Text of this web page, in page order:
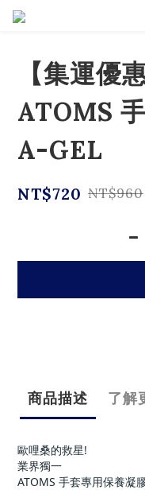
【集運優
ATOMS
A-GEL
NT$720 NT$960
商品描述 了解
歐哩桑的救星!
業界獨一
ATOMS 手套專用保養凝